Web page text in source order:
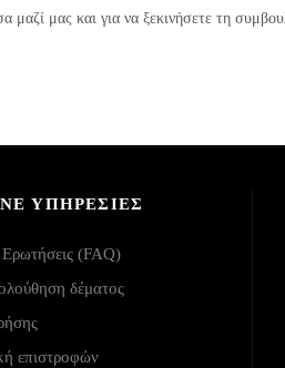
μαζί μας και για να ξεκινήσετε τη
ΥΠΗΡΕΣΙΕΣ
(FAQ)
δέματος
επιστροφών